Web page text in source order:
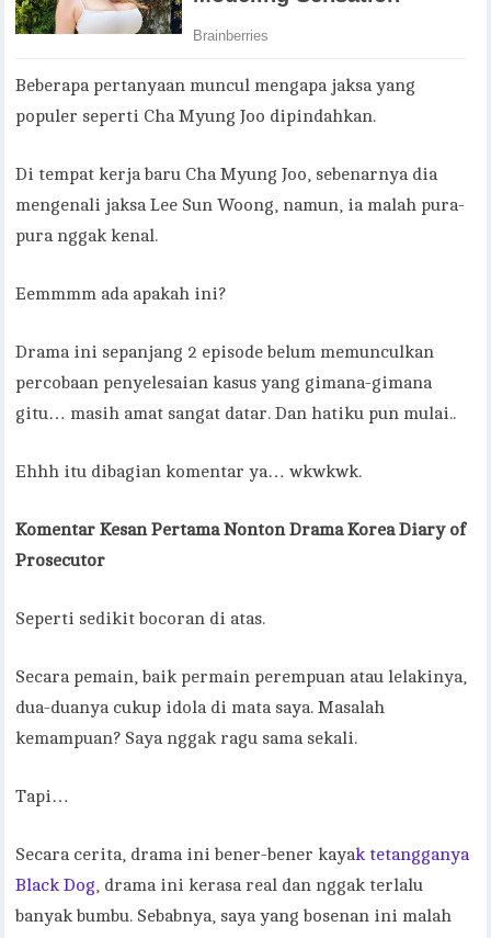
Beberapa pertanyaan muncul mengapa jaksa yang
populer seperti Cha Myung Joo dipindahkan.
Di tempat kerja baru Cha Myung Joo, sebenarnya dia
mengenali jaksa Lee Sun Woong, namun, ia malah pura-
pura nggak kenal.
Eemmmm ada apakah ini?
Drama ini sepanjang 2 episode belum memunculkan
percobaan penyelesaian kasus yang gimana-gimana
gitu… masih amat sangat datar. Dan hatiku pun mulai..
Ehhh itu dibagian komentar ya… wkwkwk.
Komentar Kesan Pertama Nonton Drama Korea Diary of
Prosecutor
Seperti sedikit bocoran di atas.
Secara pemain, baik permain perempuan atau lelakinya,
dua-duanya cukup idola di mata saya. Masalah
kemampuan? Saya nggak ragu sama sekali.
Tapi…
Secara cerita, drama ini bener-bener kayak tetangganya
Black Dog, drama ini kerasa real dan nggak terlalu
banyak bumbu. Sebabnya, saya yang bosenan ini malah